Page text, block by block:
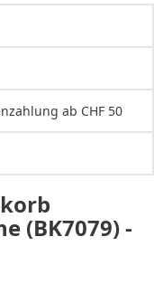
ab CHF 50
(BK7079) -